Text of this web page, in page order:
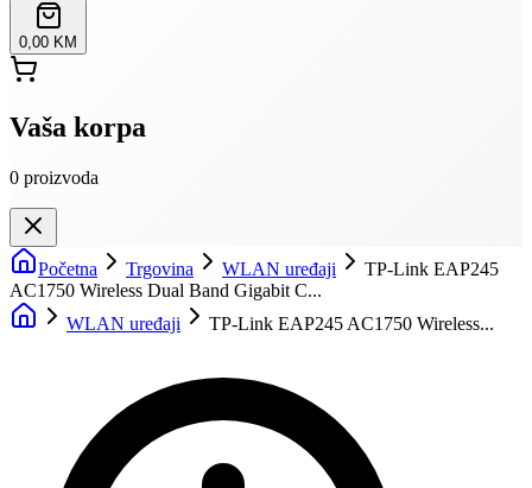
0,00 KM
Vaša korpa
0 proizvoda
Početna Trgovina WLAN uređaji
TP-Link EAP245
AC1750 Wireless Dual Band Gigabit C...
WLAN uređaji
TP-Link EAP245 AC1750 Wireless...